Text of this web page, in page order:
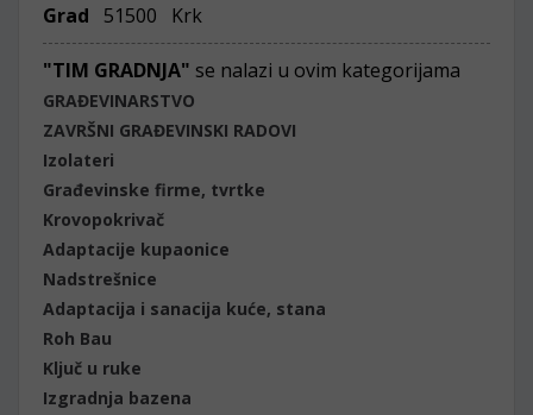
Grad
51500 Krk
"TIM GRADNJA" se nalazi u ovim kategorijama
GRAĐEVINARSTVO
ZAVRŠNI GRAĐEVINSKI RADOVI
Izolateri
Građevinske firme, tvrtke
Krovopokrivač
Adaptacije kupaonice
Nadstrešnice
Adaptacija i sanacija kuće, stana
Roh Bau
Ključ u ruke
Izgradnja bazena